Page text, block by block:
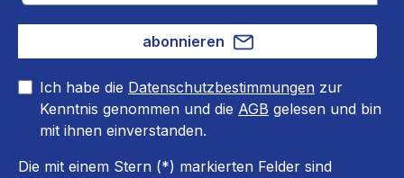
abonnieren
Ich habe die Datenschutzbestimmungen zur
Kenntnis genommen und die AGB gelesen und bin
mit ihnen einverstanden.
Die mit einem Stern (*) markierten Felder sind